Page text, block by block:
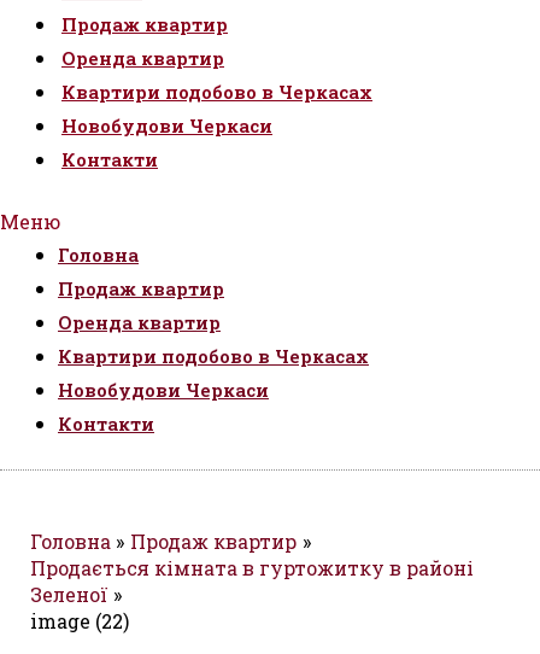
Продаж квартир
Оренда квартир
Квартири подобово в Черкасах
Новобудови Черкаси
Контакти
Меню
Головна
Продаж квартир
Оренда квартир
Квартири подобово в Черкасах
Новобудови Черкаси
Контакти
Головна
Продаж квартир
Продається кімната в гуртожитку в районі
Зеленої
image (22)